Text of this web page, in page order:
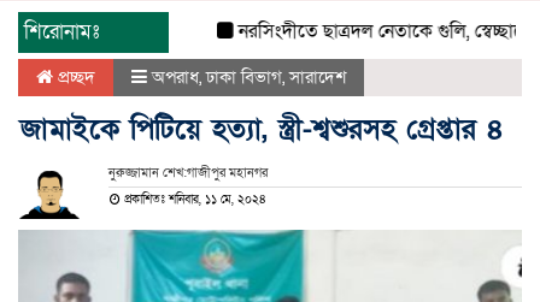
শিরোনামঃ নরসিংদীতে ছাত্রদল নেতাকে গুলি,
প্রচ্ছদ অপরাধ,ঢাকা বিভাগ,সারাদেশ
জামাইকে পিটিয়ে হত্যা, স্ত্রী-শ্বশুরসহ গ্রেপ্তার ৪
নুরুজ্জামান শেখ:গাজীপুর মহানগর
প্রকাশিতঃ শনিবার, ১১ মে, ২০২৪